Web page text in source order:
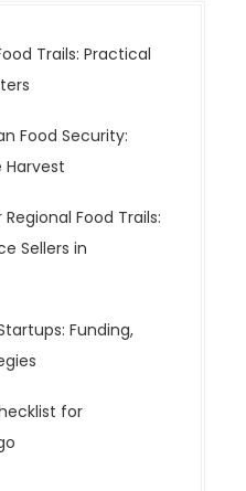
Trails: Practical
Food Security:
Harvest
Food Trails:
Sellers in
Funding,
for